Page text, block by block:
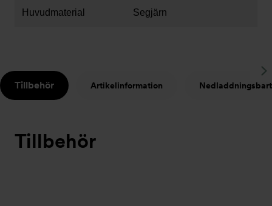
Huvudmaterial Segjärn
Tillbehör Artikelinformation Nedladdningsbart
Tillbehör